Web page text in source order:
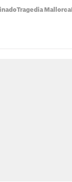
Tragedia Mallorca